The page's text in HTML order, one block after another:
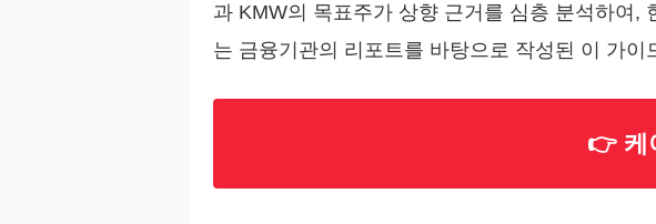
과 KMW의 목표주가 상향 근거를 심층 분석하여,
는 금융기관의 리포트를 바탕으로 작성된 이 가
👉 케